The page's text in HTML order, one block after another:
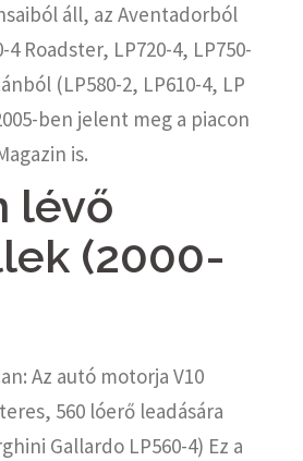
áll, az Aventadorból
4 Roadster, LP720-4, LP750-
(LP580-2, LP610-4, LP
ben jelent meg a piacon
is.
lévő
(2000-
Az autó motorja V10
560 lóerő leadására
Gallardo LP560-4) Ez a